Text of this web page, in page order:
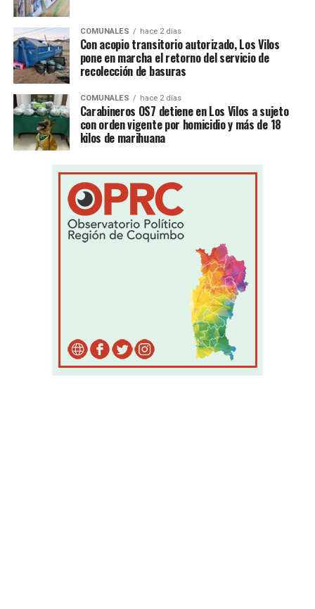
COMUNALES hace 2 días
Con acopio transitorio autorizado, Los Vilos
pone en marcha el retorno del servicio de
recolección de basuras
COMUNALES hace 2 días
Carabineros OS7 detiene en Los Vilos a sujeto
con orden vigente por homicidio y más de 18
kilos de marihuana